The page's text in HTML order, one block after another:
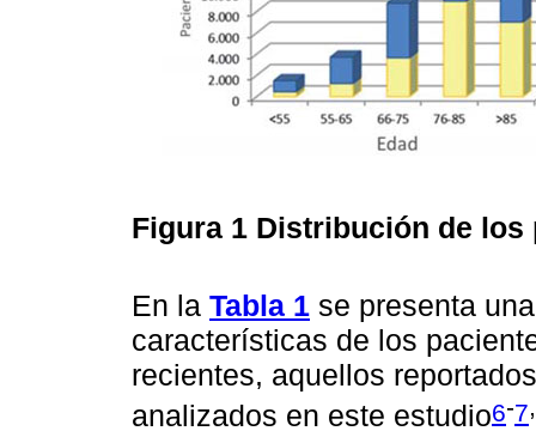
Figura 1 Distribución de los
En la Tabla 1 se presenta
características de los
recientes, aquellos
analizados en este estudio6-7,